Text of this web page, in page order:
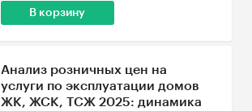
В корзину
Анализ розничных цен на
услуги по эксплуатации домов
ЖК, ЖСК, ТСЖ 2025: динамика